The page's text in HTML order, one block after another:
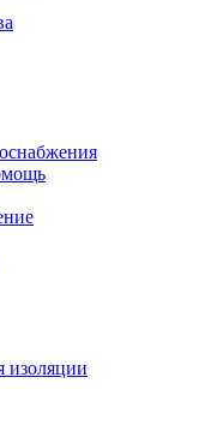
изоляции